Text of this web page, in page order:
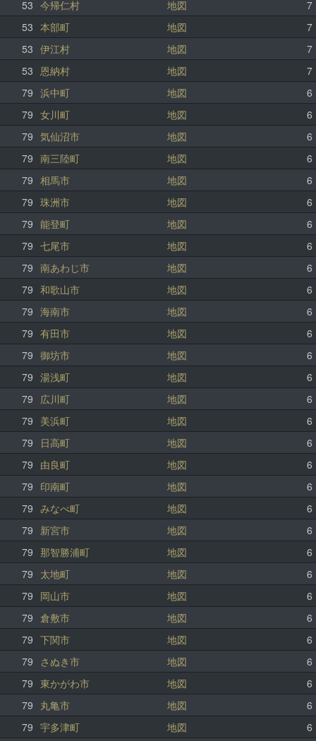
53 今帰仁村 地図
7
53 本部町 地図
7
53 伊江村 地図
7
53 恩納村 地図
7
79 浜中町 地図
6
79 女川町 地図
6
79 気仙沼市 地図
6
79 南三陸町 地図
6
79 相馬市 地図
6
79 珠洲市 地図
6
79 能登町 地図
6
79 七尾市 地図
6
79 南あわじ市 地図
6
79 和歌山市 地図
6
79 海南市 地図
6
79 有田市 地図
6
79 御坊市 地図
6
79 湯浅町 地図
6
79 広川町 地図
6
79 美浜町 地図
6
79
日高町 地図
6
79 由良町 地図
6
79 印南町 地図
6
79 みなべ町 地図
6
79 新宮市 地図
6
79 那智勝浦町 地図
6
79 太地町 地図
6
79 岡山市 地図
6
79 倉敷市 地図
6
79 下関市 地図
6
79
さぬき市 地図
6
79 東かがわ市 地図
6
79 丸亀市 地図
6
79 宇多津町 地図
6